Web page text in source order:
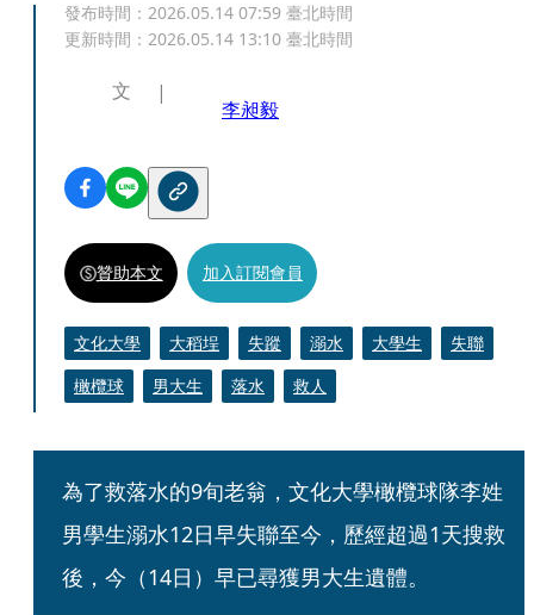
發布時間： 2026.05.14 07:59 臺北時間
更新時間： 2026.05.14 13:10 臺北時間
文
李昶毅
贊助本文 加入訂閱會員
文化大學 大稻埕 失蹤 溺水 大學生
失聯
橄欖球
男大生 落水 救人
為了救落水的9旬老翁，文化大學橄欖球隊李姓
男學生溺水12日早失聯至今，歷經超過1天搜救
後，今（14日）早已尋獲男大生遺體。